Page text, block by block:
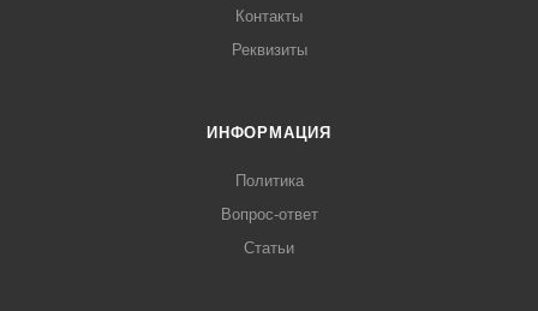
Контакты
Реквизиты
ИНФОРМАЦИЯ
Политика
Вопрос-ответ
Статьи